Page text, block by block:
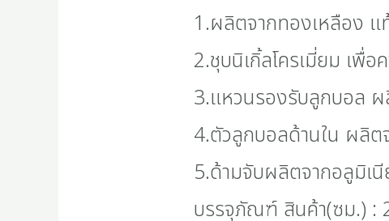
1.ผลิตจากทองเหลือง
2.ชุบนิเกิ้ลโครเมี่ยม เพื่อ
3.แหวนรองรับลูกบอล
4.ตัวลูกบอลด้านใน ผลิ
5.ด้ามจับผลิตจากอลูมิเ
บรรจุภัณฑ์ สินค้า(ซม.) :